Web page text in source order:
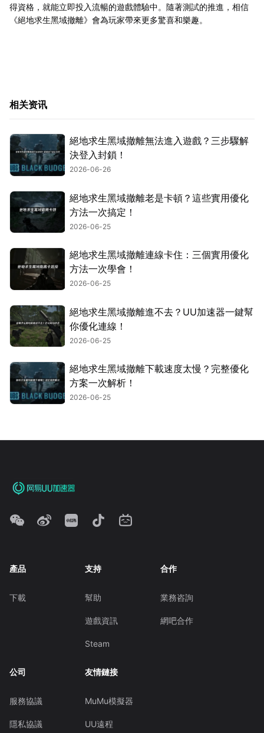
得資格，就能立即投入流暢的遊戲體驗中。隨著測試的推進，相信
《絕地求生黑域撤離》會為玩家帶來更多驚喜和樂趣。
相关资讯
絕地求生黑域撤離無法進入遊戲？三步驟解
決登入封鎖！
2026-06-26
絕地求生黑域撤離老是卡頓？這些實用優化
方法一次搞定！
2026-06-25
絕地求生黑域撤離連線卡住：三個實用優化
方法一次學會！
2026-06-25
絕地求生黑域撤離進不去？UU加速器一鍵幫
你優化連線！
2026-06-25
絕地求生黑域撤離下載速度太慢？完整優化
方案一次解析！
2026-06-25
產品
下載
支持
幫助
遊戲資訊
Steam
合作
業務咨詢
網吧合作
公司
服務協議
隱私協議
友情鏈接
MuMu模擬器
UU遠程